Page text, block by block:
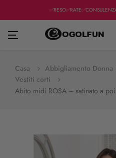
navigazione
☰
Casa Abbigliamento Donna
Vestiti corti
Abito midi ROSA – satinato a